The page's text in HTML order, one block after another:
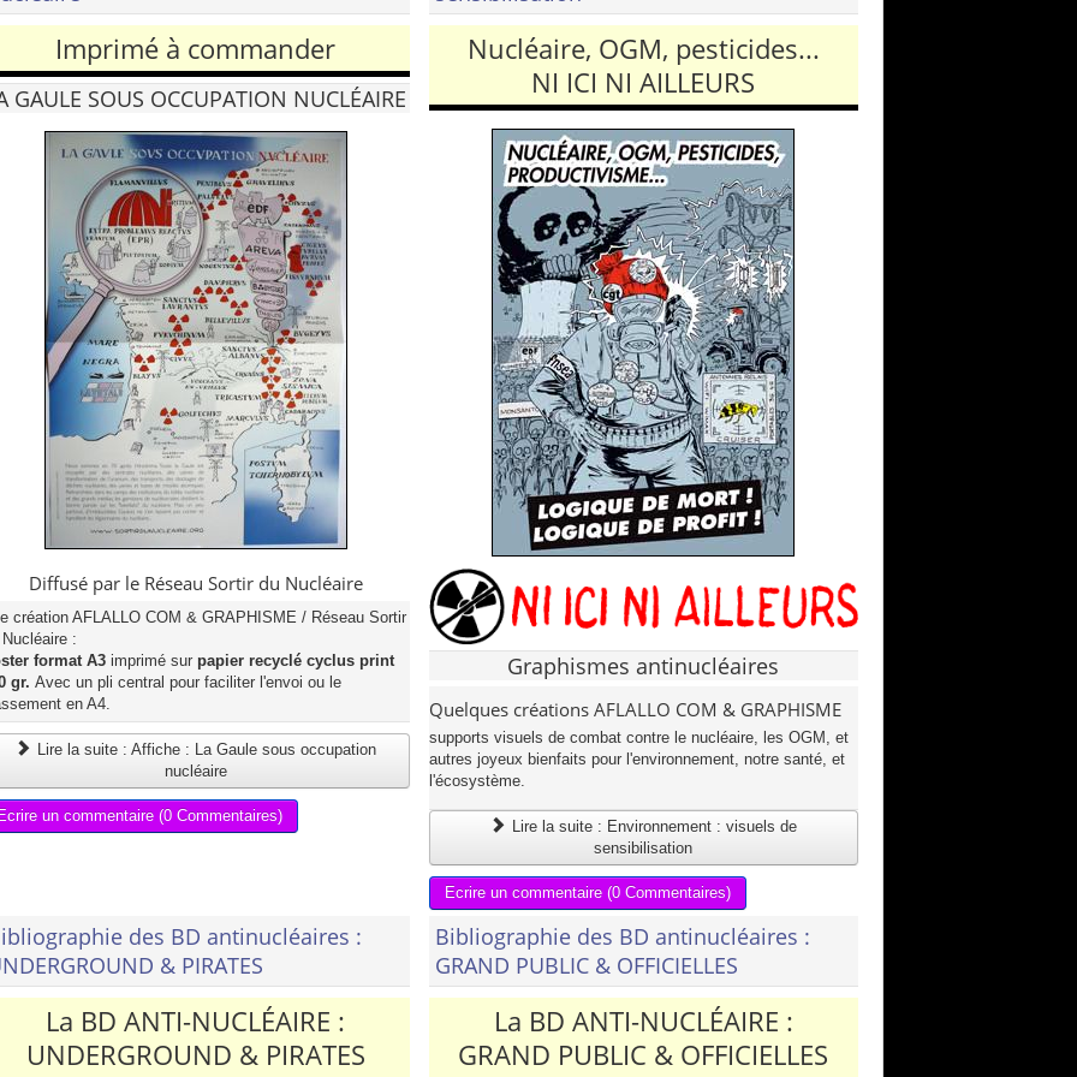
Imprimé à commander
GAULE SOUS OCCUPATION NUCLÉAIRE
Diffusé par le Réseau Sortir du Nucléaire
création AFLALLO COM & GRAPHISME / Réseau Sortir
:
format A3 imprimé sur papier recyclé cyclus print
gr.Avec un pli central pour faciliter l'envoi ou le
en A4.
Lire la suite : Affiche : La Gaule sous occupation
nucléaire
un commentaire (0 Commentaires)
Nucléaire, OGM, pesticides...
NI ICI NI AILLEURS
Graphismes antinucléaires
Quelques créations AFLALLO COM & GRAPHISME
supports visuels de combat contre le nucléaire, les OGM, et
autres joyeux bienfaits pour l'environnement, notre santé, et
l'écosystème.
Lire la suite : Environnement : visuels de
sensibilisation
Ecrire un commentaire (0 Commentaires)
des BD antinucléaires :
& PIRATES
La BD ANTI-NUCLÉAIRE :
UNDERGROUND & PIRATES
Bibliographie des BD antinucléaires :
GRAND PUBLIC & OFFICIELLES
La BD ANTI-NUCLÉAIRE :
GRAND PUBLIC & OFFICIELLES